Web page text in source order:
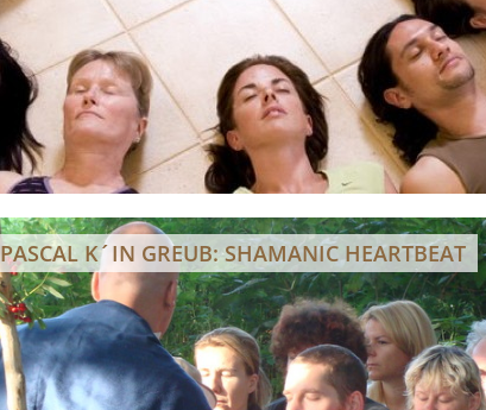
PASCAL K´IN GREUB: SHAMANIC HEARTBEAT